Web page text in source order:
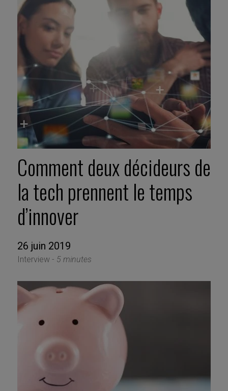
Comment deux décideurs de
la tech prennent le temps
d’innover
26 juin 2019
Interview - 5 minutes